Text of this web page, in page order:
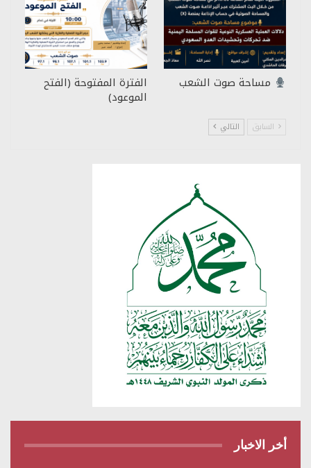
مساحة صوت الشعب الفترة المفتوحة (الفتح
الموعود)
السابق التالي
أخر الاخبار